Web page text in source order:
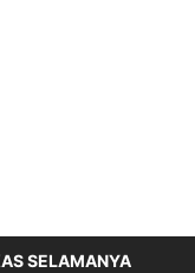
SELAMANYA